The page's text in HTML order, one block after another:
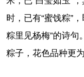
时，已有“蜜饯粽”
粽里见杨梅”的诗句
粽子，花色品种更为